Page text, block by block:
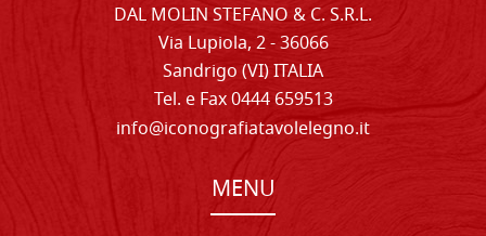
DAL MOLIN STEFANO & C. S.R.L.
Via Lupiola, 2 - 36066
Sandrigo (VI) ITALIA
Tel. e Fax 0444 659513
info@iconografiatavolelegno.it
MENU